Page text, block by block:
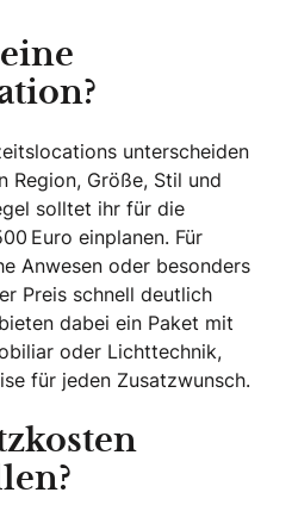
unterscheiden
Region, Größe, Stil und
solltet ihr für die
Euro einplanen. Für
Anwesen oder besonders
Preis schnell deutlich
dabei ein Paket mit
oder Lichttechnik,
für jeden Zusatzwunsch.